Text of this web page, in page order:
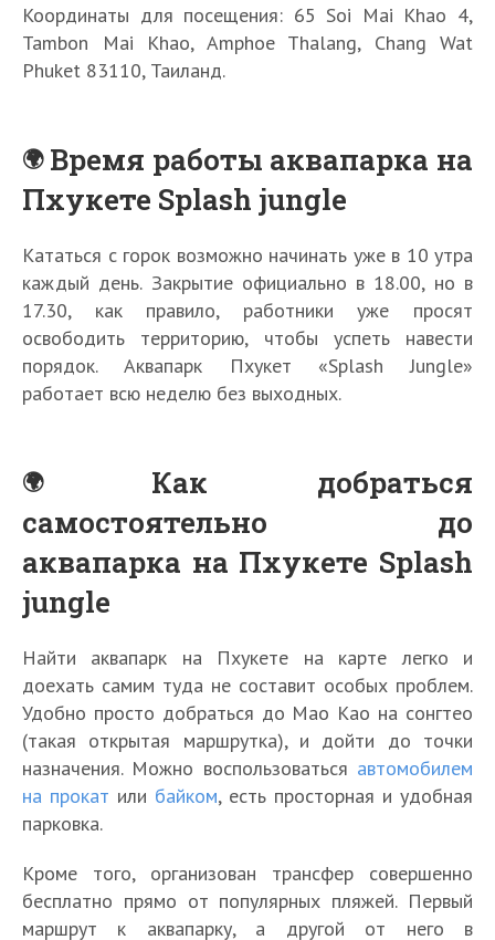
Координаты для посещения: 65 Soi Mai Khao 4,
Tambon Mai Khao, Amphoe Thalang, Chang Wat
Phuket 83110, Таиланд.
Время работы аквапарка на
Пхукете Splash jungle
Кататься с горок возможно начинать уже в 10 утра
каждый день. Закрытие официально в 18.00, но в
17.30, как правило, работники уже просят
освободить территорию, чтобы успеть навести
порядок. Аквапарк Пхукет «Splash Jungle»
работает всю неделю без выходных.
Как добраться
самостоятельно до
аквапарка на Пхукете Splash
jungle
Найти аквапарк на Пхукете на карте легко и
доехать самим туда не составит особых проблем.
Удобно просто добраться до Мао Као на сонгтео
(такая открытая маршрутка), и дойти до точки
назначения. Можно воспользоваться автомобилем
на прокат или байком, есть просторная и удобная
парковка.
Кроме того, организован трансфер совершенно
бесплатно прямо от популярных пляжей. Первый
маршрут к аквапарку, а другой от него в